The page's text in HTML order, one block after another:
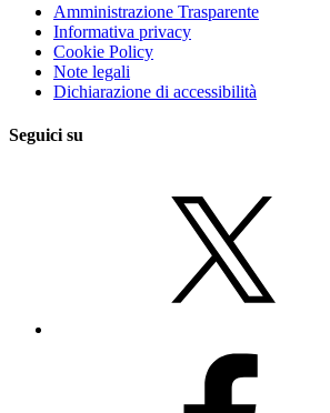
Amministrazione Trasparente
Informativa privacy
Cookie Policy
Note legali
Dichiarazione di accessibilità
Seguici su